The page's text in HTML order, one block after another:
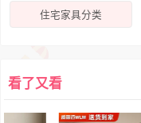
住宅家具分类
看了又看